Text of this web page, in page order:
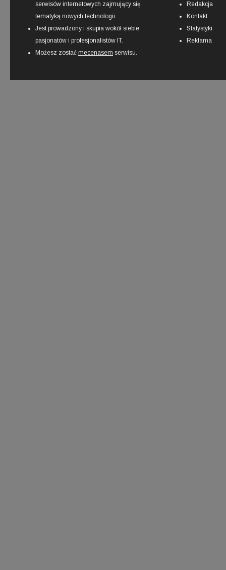
serwisów internetowych zajmujący się
tematyką nowych technologii.
Jest prowadzony i skupia wokół siebie
pasjonatów i profesjonalistów IT.
Możesz zostać mecenasem serwisu.
Redakcja
Kontakt
Statystyki
Reklama